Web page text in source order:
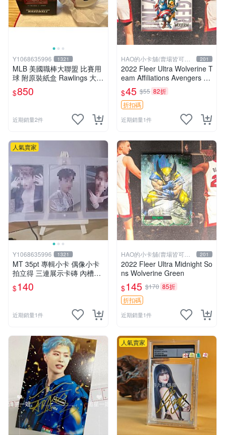
Y1068635996 1321
MLB 美國職棒大聯盟 比賽用
球 附原裝紙盒 Rawlings 大谷
翔平 洛杉磯道奇隊
$850
近期銷量2件
HAO的小卡舖(賣場皆可議
價
201
2022 Fleer Ultra Wolverine T
eam Affiliations Avengers Un
ity Squad
$45 $55 82折
折扣碼
近期銷量1件
人氣賣家
Y1068635996 1321
MT 35pt 專輯小卡 偶像小卡
拍立得 三連展示卡磚 內槽5.9
*8.8cm 防彈少年團 BTS 追星
韓星
$140
近期銷量1件
HAO的小卡舖(賣場皆可議
價
201
2022 Fleer Ultra Midnight So
ns Wolverine Green
$145 $170 85折
折扣碼
近期銷量1件
人氣賣家